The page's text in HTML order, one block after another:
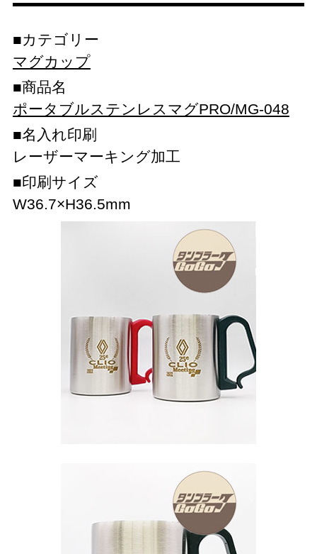
カテゴリー
マグカップ
商品名
ポータブルステンレスマグPRO/MG-048
名入れ印刷
レーザーマーキング加工
印刷サイズ
W36.7×H36.5mm